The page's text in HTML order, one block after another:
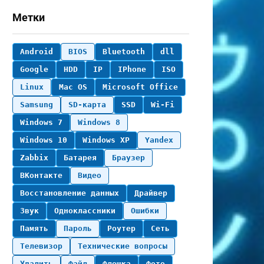
Метки
Android BIOS Bluetooth
dll
Google
HDD IP IPhone
ISO
Linux
Mac OS
Microsoft Office
Samsung
SD-карта SSD
Wi-Fi
Windows 7
Windows 8
Windows 10
Windows XP
Yandex
Zabbix
Батарея
Браузер
ВКонтакте
Видео
Восстановление данных
Драйвер
Звук
Одноклассники
Ошибки
Память
Пароль Роутер
Сеть
Телевизор
Технические вопросы